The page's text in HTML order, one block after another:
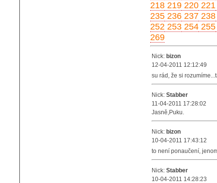
218 219 220 221
235 236 237 238
252 253 254 255
269
Nick: bizon
12-04-2011 12:12:49
su rád, že si
Nick: Stabber
11-04-2011 17:28:02
Jasně,Puku.
Nick: bizon
10-04-2011 17:43:12
to není ponaučení,
Nick: Stabber
10-04-2011 14:28:23